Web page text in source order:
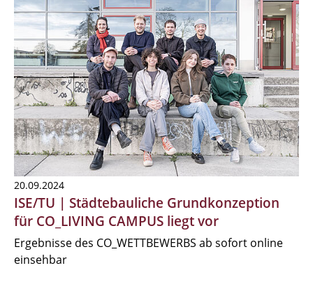
20.09.2024
ISE/TU | Städtebauliche Grundkonzeption
für CO_LIVING CAMPUS liegt vor
Ergebnisse des CO_WETTBEWERBS ab sofort online
einsehbar